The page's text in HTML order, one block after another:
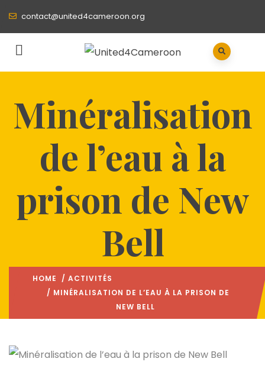
contact@united4cameroon.org
Minéralisation
de l’eau à la
prison de New
Bell
HOME / ACTIVITÉS
/ MINÉRALISATION DE L’EAU À LA PRISON DE
NEW BELL